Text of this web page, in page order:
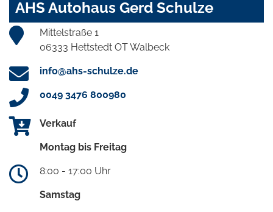
AHS Autohaus Gerd Schulze
Mittelstraße 1
06333 Hettstedt OT Walbeck
info@ahs-schulze.de
0049 3476 800980
Verkauf
Montag bis Freitag
8:00 - 17:00 Uhr
Samstag